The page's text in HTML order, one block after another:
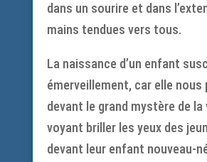
dans un sourire et dans
mains tendues vers tous.
La naissance d’un enfant
émerveillement, car elle nous
devant le grand mystère de la
voyant briller les yeux des
devant leur enfant nouveau-